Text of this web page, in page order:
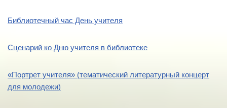
Библиотечный час День учителя
Сценарий ко Дню учителя в библиотеке
«Портрет учителя» (тематический литературный концерт
для молодежи)